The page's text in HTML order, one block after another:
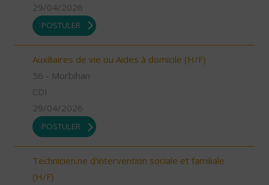
29/04/2026
POSTULER
Auxiliaires de vie ou Aides à domicile (H/F)
56 - Morbihan
CDI
29/04/2026
POSTULER
Technicien.ne d'intervention sociale et familiale
(H/F)